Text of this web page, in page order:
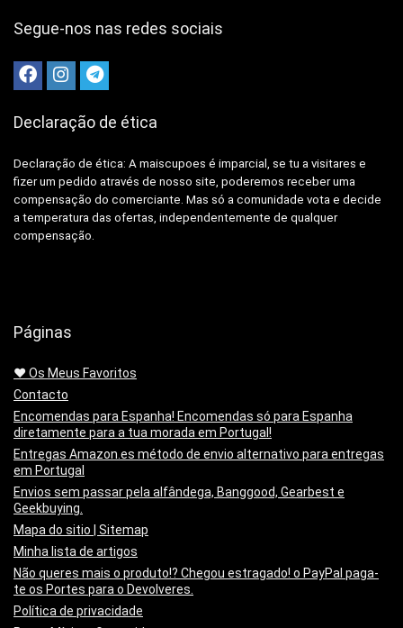
Segue-nos nas redes sociais
Declaração de ética
Declaração de ética: A maiscupoes é imparcial, se tu a visitares e
fizer um pedido através de nosso site, poderemos receber uma
compensação do comerciante. Mas só a comunidade vota e decide
a temperatura das ofertas, independentemente de qualquer
compensação.
Páginas
❤️ Os Meus Favoritos
Contacto
Encomendas para Espanha! Encomendas só para Espanha
diretamente para a tua morada em Portugal!
Entregas Amazon.es método de envio alternativo para entregas
em Portugal
Envios sem passar pela alfândega, Banggood, Gearbest e
Geekbuying.
Mapa do sitio | Sitemap
Minha lista de artigos
Não queres mais o produto!? Chegou estragado! o PayPal paga-
te os Portes para o Devolveres.
Política de privacidade